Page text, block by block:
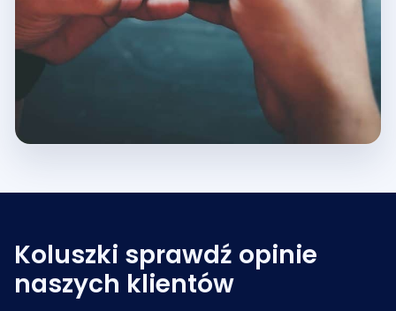
Koluszki sprawdź opinie
naszych klientów